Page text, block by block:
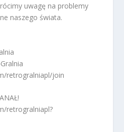
uwagę na problemy
naszego świata.
retrogralniapl/join
retrogralniapl?